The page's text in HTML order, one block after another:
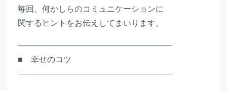
毎回、何かしらのコミュニケーションに
関するヒントをお伝えしてまいります。
―――――――――――――――――――
■ 幸せのコツ
―――――――――――――――――――